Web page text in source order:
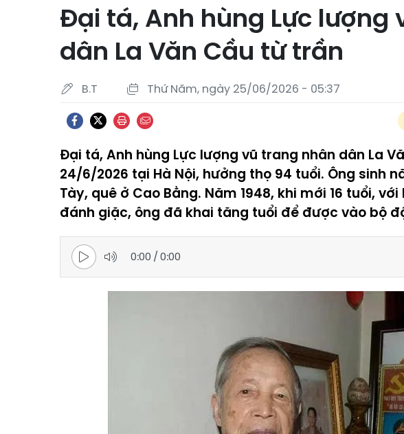
Đại tá, Anh hùng Lực lượng
dân La Văn Cầu từ trần
B.T Thứ Năm, ngày 25/06/2026 - 05:37
Đại tá, Anh hùng Lực lượng vũ trang nhân dân La
24/6/2026 tại Hà Nội, hưởng thọ 94 tuổi. Ông sinh
Tày, quê ở Cao Bằng. Năm 1948, khi mới 16 tuổi,
đánh giặc, ông đã khai tăng tuổi để được vào bộ
0:00 /0:00